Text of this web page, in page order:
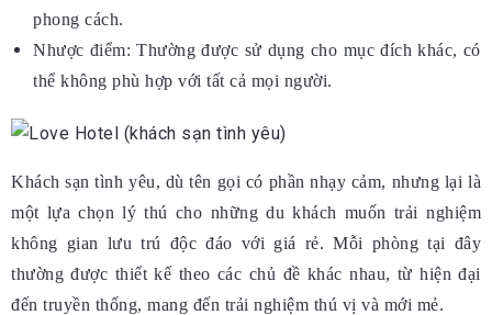
phong cách.
Nhược điểm: Thường được sử dụng cho mục đích khác, có
thể không phù hợp với tất cả mọi người.
Khách sạn tình yêu, dù tên gọi có phần nhạy cảm, nhưng lại là
một lựa chọn lý thú cho những du khách muốn trải nghiệm
không gian lưu trú độc đáo với giá rẻ. Mỗi phòng tại đây
thường được thiết kế theo các chủ đề khác nhau, từ hiện đại
đến truyền thống, mang đến trải nghiệm thú vị và mới mẻ.